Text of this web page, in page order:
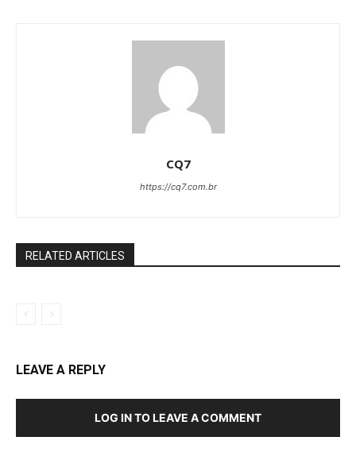
CQ7
https://cq7.com.br
RELATED ARTICLES
LEAVE A REPLY
LOG IN TO LEAVE A COMMENT